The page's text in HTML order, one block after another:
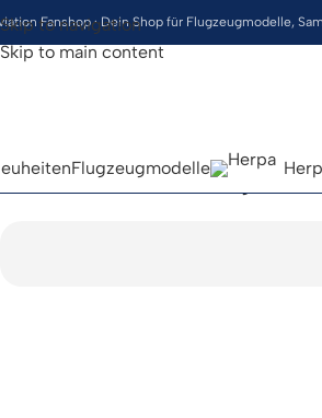
Skip to navigation
Skip to main content
Fanshop · Dein Shop für Flugzeugmodelle,
Flugzeugmodelle
Aviation Collectibles Original Items